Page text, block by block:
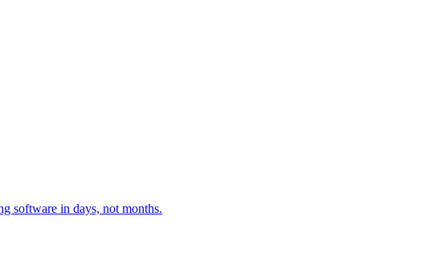
software in days, not months.